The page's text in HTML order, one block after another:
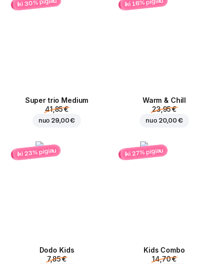
iki 30% pigiau
Super trio Medium
41,85 €
nuo29,00 €
iki 16% pigiau
Warm & Chill
23,95 €
nuo 20,00 €
iki 23% pigiau
Dodo Kids
7,85 €
iki 27% pigiau
Kids Combo
14,70 €